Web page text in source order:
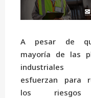
A pesar de
mayoría de las
esfuerzan para
los